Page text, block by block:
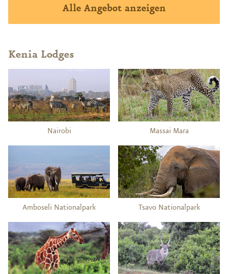
Alle Angebot anzeigen
Kenia Lodges
Nairobi Massai Mara
Amboseli Nationalpark Tsavo Nationalpark